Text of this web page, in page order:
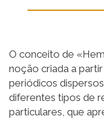
O conceito de
noção criada a
periódicos
diferentes tipos de
particulares, que